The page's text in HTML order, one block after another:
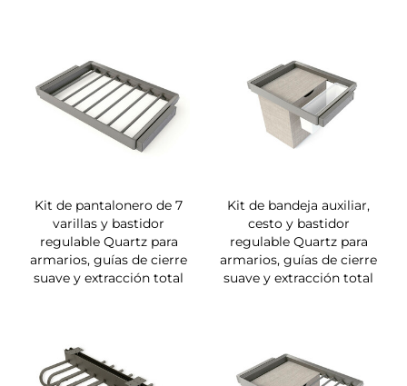
Kit de pantalonero de 7
varillas y bastidor
regulable Quartz para
armarios, guías de cierre
suave y extracción total
Kit de bandeja auxiliar,
cesto y bastidor
regulable Quartz para
armarios, guías de cierre
suave y extracción total